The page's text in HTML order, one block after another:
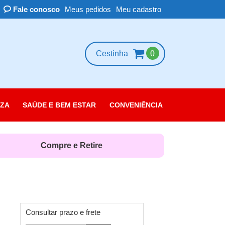
Fale conosco Meus pedidos Meu cadastro
Cestinha 0
das Unhas
e Colônia
SAÚDE E BEM ESTAR CONVENIÊNCIA
Compre e Retire
Consultar prazo e frete